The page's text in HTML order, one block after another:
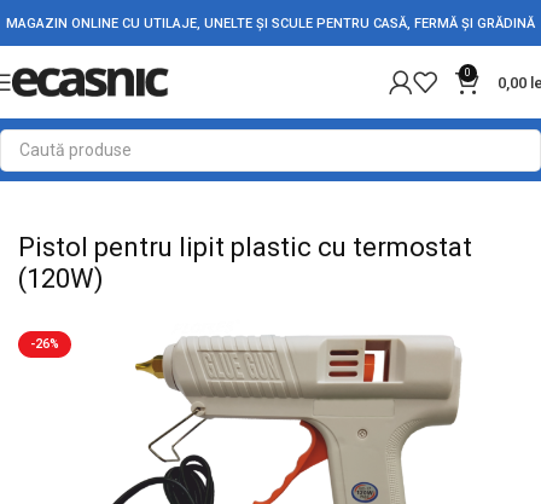
MAGAZIN ONLINE CU UTILAJE, UNELTE ȘI SCULE PENTRU CASĂ, FERMĂ ȘI GRĂDINĂ
0
0,00
Prima pagină Casă Accesorii de Lipit Letcon & Pistol de Lipit
Pistol pentru lipit plastic cu termostat
(120W)
-26%